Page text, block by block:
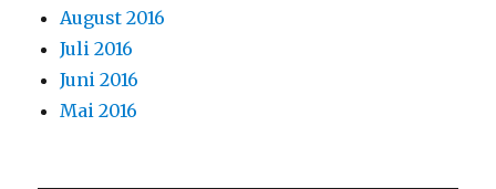
August 2016
Juli 2016
Juni 2016
Mai 2016